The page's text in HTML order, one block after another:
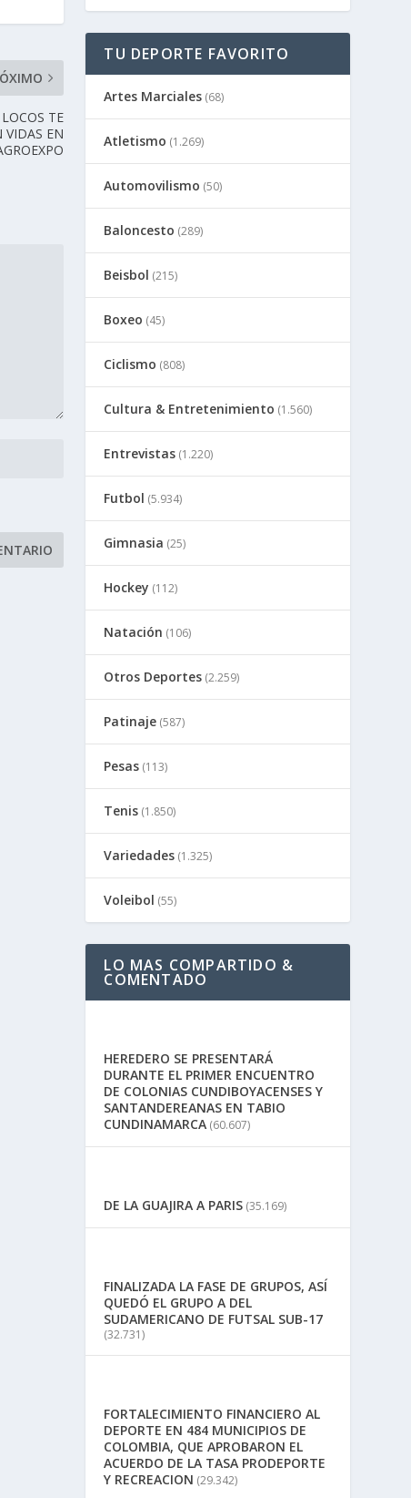
TE
VIDAS EN
u
m
TU DEPORTE FAVORITO
Artes Marciales (68)
Atletismo (1.269)
Automovilismo (50)
Baloncesto (289)
Beisbol (215)
Boxeo (45)
Ciclismo (808)
Cultura & Entretenimiento (1.560)
Entrevistas (1.220)
Futbol (5.934)
Gimnasia (25)
Hockey (112)
Natación (106)
Otros Deportes (2.259)
Patinaje (587)
Pesas (113)
Tenis (1.850)
Variedades (1.325)
Voleibol (55)
LO MAS COMPARTIDO &
COMENTADO
HEREDERO SE PRESENTARÁ
DURANTE EL PRIMER ENCUENTRO
DE COLONIAS CUNDIBOYACENSES Y
SANTANDEREANAS EN TABIO
CUNDINAMARCA (60.607)
DE LA GUAJIRA A PARIS (35.169)
FINALIZADA LA FASE DE GRUPOS, ASÍ
QUEDÓ EL GRUPO A DEL
SUDAMERICANO DE FUTSAL SUB-17
(32.731)
FORTALECIMIENTO FINANCIERO AL
DEPORTE EN 484 MUNICIPIOS DE
COLOMBIA, QUE APROBARON EL
ACUERDO DE LA TASA PRODEPORTE
Y RECREACION (29.342)